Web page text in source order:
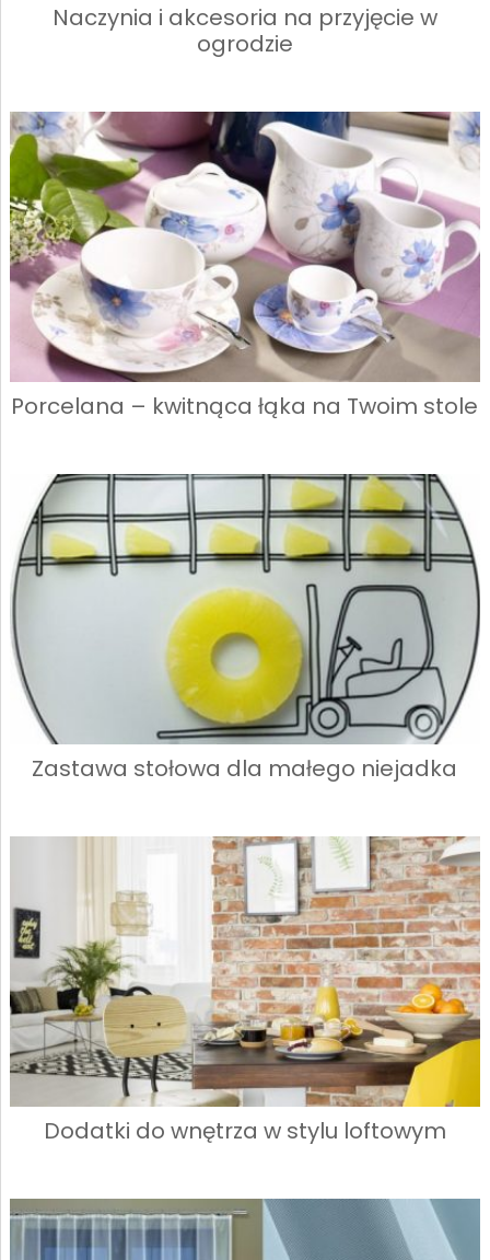
Naczynia i akcesoria na przyjęcie w
ogrodzie
Porcelana – kwitnąca łąka na Twoim stole
Zastawa stołowa dla małego niejadka
Dodatki do wnętrza w stylu loftowym